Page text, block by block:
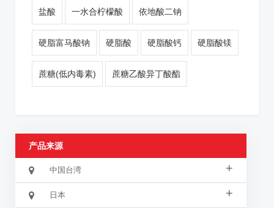
盐酸 一水合柠檬酸 依地酸二钠
硬脂富马酸钠 硬脂酸 硬脂酸钙 硬脂酸镁
蔗糖(低内毒素) 蔗糖乙酸异丁酸酯
产品来源
中国台湾 +
日本 +